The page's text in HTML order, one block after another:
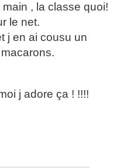
, la classe quoi!
le net.
j en ai cousu un
j adore ça ! !!!!